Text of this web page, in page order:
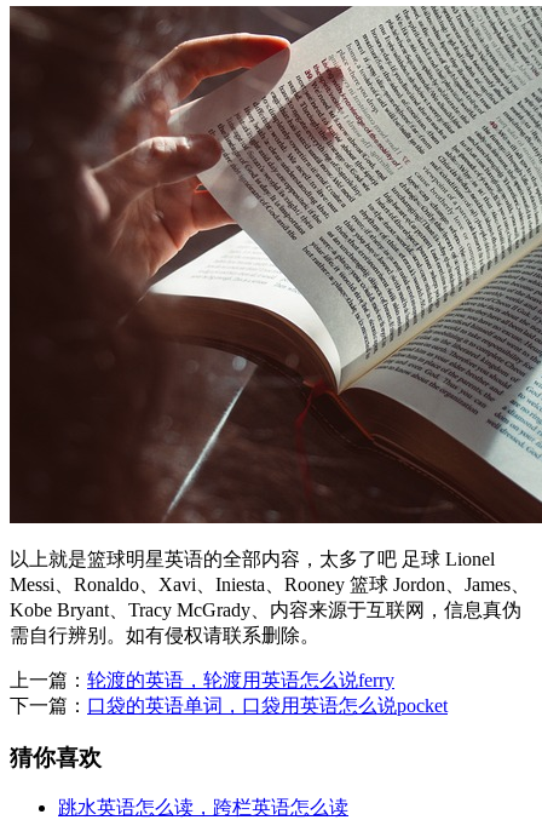
以上就是篮球明星英语的全部内容，太多了吧 足球 Lionel
Messi、Ronaldo、Xavi、Iniesta、Rooney 篮球 Jordon、James、
Kobe Bryant、Tracy McGrady、内容来源于互联网，信息真伪
需自行辨别。如有侵权请联系删除。
上一篇： 轮渡的英语，轮渡用英语怎么说ferry
下一篇： 口袋的英语单词，口袋用英语怎么说pocket
猜你喜欢
跳水英语怎么读，跨栏英语怎么读